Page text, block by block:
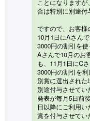
ことになります
合は特別に別途付
ですので、お客
10月1日にAさん
3000円の割引を使
Aさんで10月のお
も、11月1日にC
3000円の割引を
別賞に選出され
別途付与させてい
発表が毎月5日前
日以降にご利用
賞を付与させてい